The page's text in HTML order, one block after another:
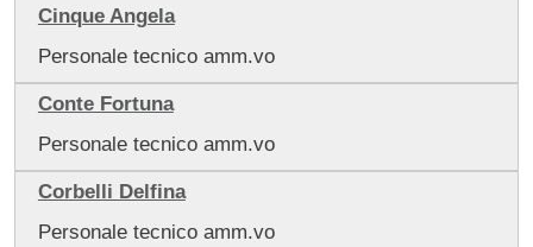
Cinque Angela
Personale tecnico amm.vo
Conte Fortuna
Personale tecnico amm.vo
Corbelli Delfina
Personale tecnico amm.vo